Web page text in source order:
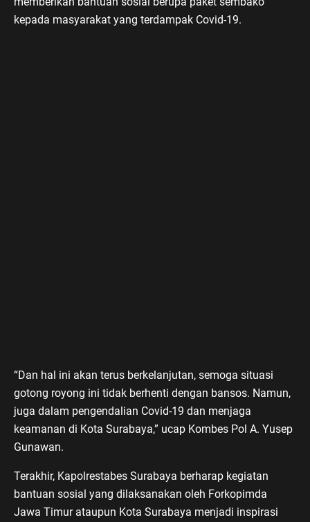
kepada masyarakat yang terdampak Covid-19.
“Dan hal ini akan terus berkelanjutan, semoga situasi
gotong royong ini tidak berhenti dengan bansos. Namun,
juga dalam pengendalian Covid-19 dan menjaga
keamanan di Kota Surabaya,” ucap Kombes Pol A. Yusep
Gunawan.
Terakhir, Kapolrestabes Surabaya berharap kegiatan
bantuan sosial yang dilaksanakan oleh Forkopimda
Jawa Timur ataupun Kota Surabaya menjadi inspirasi